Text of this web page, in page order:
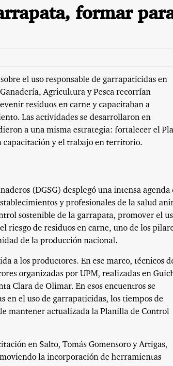
formar
el uso responsable de garrapaticidas en
Agricultura y Pesca recorrían
residuos en carne y capacitaban a
Las actividades se desarrollaron en
a una misma estrategia: fortalecer el
capacitación y el trabajo en territorio.
(DGSG) desplegó una intensa agenda
y profesionales de la salud
sostenible de la garrapata, promover el
riesgo de residuos en carne, uno de los
de la producción nacional.
a los productores. En ese marco, técnicos
organizadas por UPM, realizadas en
Clara de Olimar. En esos encuentros se
en el uso de garrapaticidas, los tiempos de
mantener actualizada la Planilla de Control
en Salto, Tomás Gomensoro y Artigas,
la incorporación de herramientas